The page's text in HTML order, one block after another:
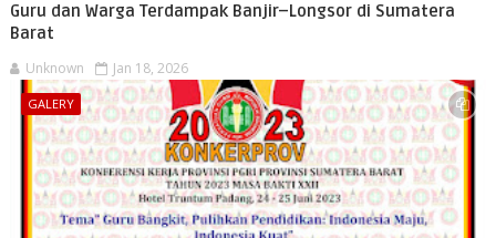
Guru dan Warga Terdampak Banjir–Longsor di Sumatera
Barat
Unknown Jan 18, 2026
GALERY